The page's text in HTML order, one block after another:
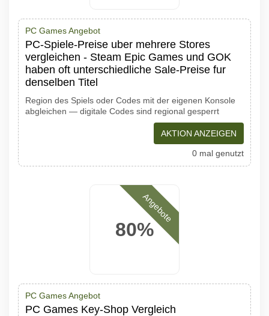
PC Games Angebot
PC-Spiele-Preise uber mehrere Stores
vergleichen - Steam Epic Games und GOK
haben oft unterschiedliche Sale-Preise fur
denselben Titel
Region des Spiels oder Codes mit der eigenen Konsole
abgleichen — digitale Codes sind regional gesperrt
AKTION ANZEIGEN
0 mal genutzt
80%
Angebote
PC Games Angebot
PC Games Key-Shop Vergleich